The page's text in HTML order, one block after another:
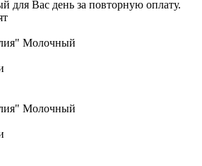
для Вас день за повторную оплату.
Молочный
Молочный